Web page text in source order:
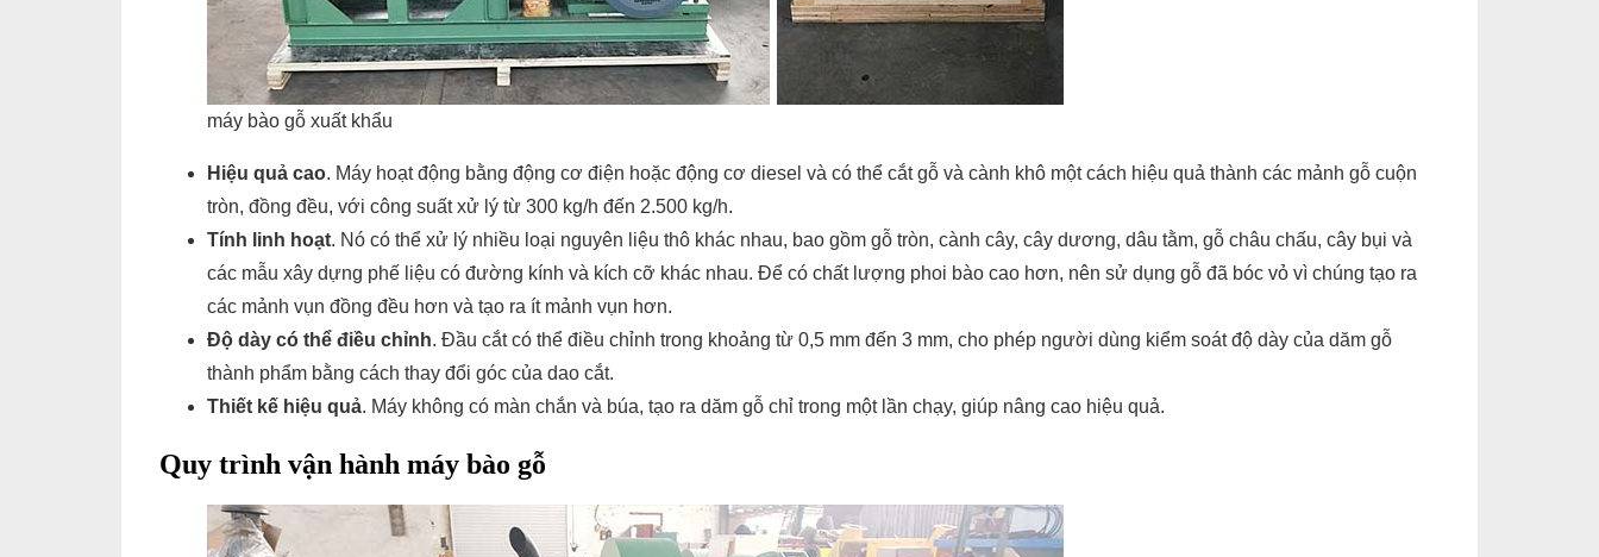
máy bào gỗ xuất khẩu
Hiệu quả cao. Máy hoạt động bằng động cơ điện hoặc động cơ diesel và có thể cắt gỗ và cành khô một cách hiệu quả thành các mảnh gỗ cuộn
tròn, đồng đều, với công suất xử lý từ 300 kg/h đến 2.500 kg/h.
Tính linh hoạt. Nó có thể xử lý nhiều loại nguyên liệu thô khác nhau, bao gồm gỗ tròn, cành cây, cây dương, dâu tằm, gỗ châu chấu, cây bụi và
các mẫu xây dựng phế liệu có đường kính và kích cỡ khác nhau. Để có chất lượng phoi bào cao hơn, nên sử dụng gỗ đã bóc vỏ vì chúng tạo ra
các mảnh vụn đồng đều hơn và tạo ra ít mảnh vụn hơn.
Độ dày có thể điều chỉnh. Đầu cắt có thể điều chỉnh trong khoảng từ 0,5 mm đến 3 mm, cho phép người dùng kiểm soát độ dày của dăm gỗ
thành phẩm bằng cách thay đổi góc của dao cắt.
Thiết kế hiệu quả. Máy không có màn chắn và búa, tạo ra dăm gỗ chỉ trong một lần chạy, giúp nâng cao hiệu quả.
Quy trình vận hành máy bào gỗ